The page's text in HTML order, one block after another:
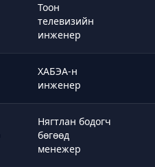
Тоон
телевизийн
инженер
ХАБЭА-н
инженер
Нягтлан бодогч
бөгөөд
менежер